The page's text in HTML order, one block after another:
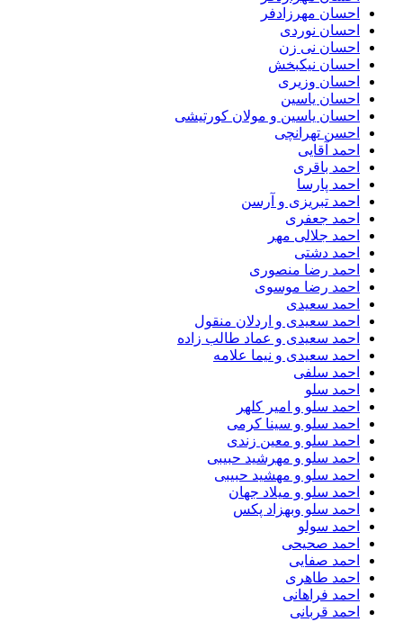
احسان مهرزادفر
احسان نوردی
احسان نی زن
احسان نیکبخش
احسان وزیری
احسان یاسین
احسان یاسین و مولان کورتیشی
احسن تهرانچی
احمد آقایی
احمد باقری
احمد پارسا
احمد تبریزی و آرسن
احمد جعفری
احمد جلالی مهر
احمد دشتی
احمد رضا منصوری
احمد رضا موسوی
احمد سعیدی
احمد سعیدی و اردلان منقول
احمد سعیدی و عماد طالب زاده
احمد سعیدی و نیما علامه
احمد سلفی
احمد سلو
احمد سلو و امیر کلهر
احمد سلو و سینا کرمی
احمد سلو و معین زندی
احمد سلو و مهرشید حبیبی
احمد سلو و مهشید حبیبی
احمد سلو و میلاد جهان
احمد سلو وبهزاد پکس
احمد سولو
احمد صحیحی
احمد صفایی
احمد طاهری
احمد فراهانی
احمد قربانی